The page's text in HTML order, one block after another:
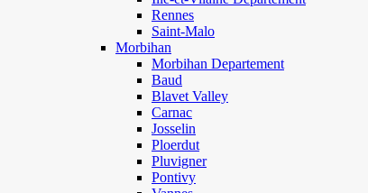
Rennes
Saint-Malo
Morbihan
Morbihan Departement
Baud
Blavet Valley
Carnac
Josselin
Ploerdut
Pluvigner
Pontivy